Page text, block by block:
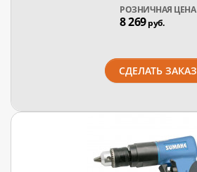
РОЗНИЧНАЯ ЦЕНА
8 269руб.
СДЕЛАТЬ ЗАКАЗ